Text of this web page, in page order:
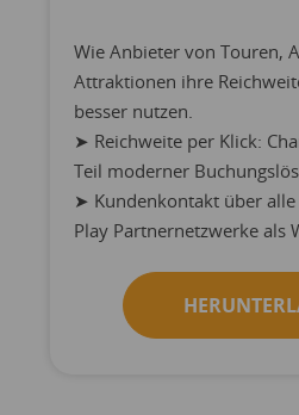
Wie Anbieter von Touren,
Attraktionen ihre
besser nutzen.
➤ Reichweite per Klick:
Teil moderner
➤ Kundenkontakt über alle
Play Partnernetzwerke als